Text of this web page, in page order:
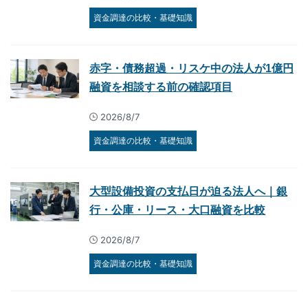
資金調達の比較・基礎知識
赤字・債務超過・リスケ中の法人が1億円
融資を相談する前の確認項目
2026/8/7
資金調達の比較・基礎知識
大型設備投資の支払日が迫る法人へ｜銀
行・公庫・リース・大口融資を比較
2026/8/7
資金調達の比較・基礎知識